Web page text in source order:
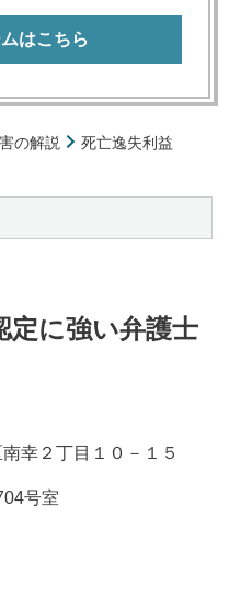
はこちら
の解説 死亡逸失利益
定に強い弁護士
幸２丁目１０－１５
号室